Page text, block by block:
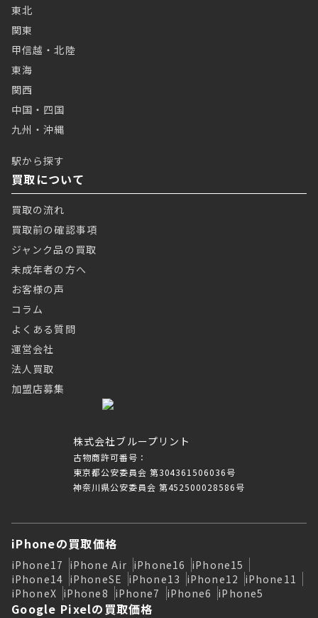
株式会社ブループリント
古物商許可番号：
東京都公安委員会 第304361506036号
神奈川県公安委員会 第452500028586号
東北
関東
甲信越・北陸
東海
関西
中国・四国
九州・沖縄
駅から探す
買取について
買取の流れ
買取前の確認事項
ジャンク品の買取
未成年者の方へ
お客様の声
コラム
よくある質問
運営会社
法人買取
加盟店募集
iPhoneの買取価格
iPhone17 iPhone Air iPhone16 iPhone15
iPhone14 iPhoneSE iPhone13 iPhone12 iPhone11
iPhoneX iPhone8 iPhone7 iPhone6 iPhone5
Google Pixelの買取価格